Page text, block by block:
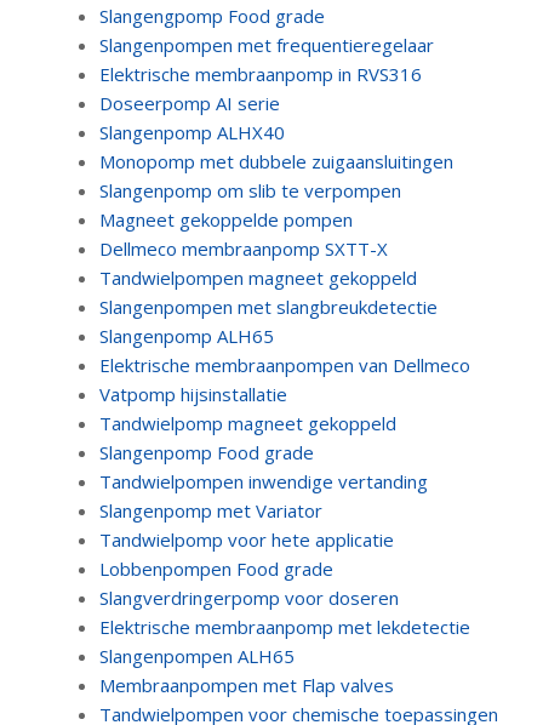
Slangengpomp Food grade
Slangenpompen met frequentieregelaar
Elektrische membraanpomp in RVS316
Doseerpomp AI serie
Slangenpomp ALHX40
Monopomp met dubbele zuigaansluitingen
Slangenpomp om slib te verpompen
Magneet gekoppelde pompen
Dellmeco membraanpomp SXTT-X
Tandwielpompen magneet gekoppeld
Slangenpompen met slangbreukdetectie
Slangenpomp ALH65
Elektrische membraanpompen van Dellmeco
Vatpomp hijsinstallatie
Tandwielpomp magneet gekoppeld
Slangenpomp Food grade
Tandwielpompen inwendige vertanding
Slangenpomp met Variator
Tandwielpomp voor hete applicatie
Lobbenpompen Food grade
Slangverdringerpomp voor doseren
Elektrische membraanpomp met lekdetectie
Slangenpompen ALH65
Membraanpompen met Flap valves
Tandwielpompen voor chemische toepassingen